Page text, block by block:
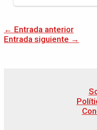
← Entrada anterior
Entrada siguiente →